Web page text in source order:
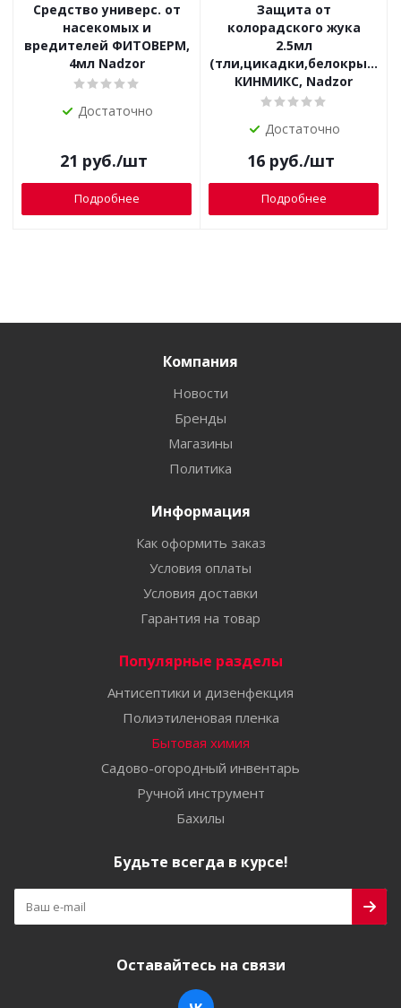
Средство универс. от
насекомых и
вредителей ФИТОВЕРМ,
4мл Nadzor
Достаточно
21 руб./шт
Подробнее
Защита от
колорадского жука
2.5мл
КИНМИКС, Nadzor
Достаточно
16руб./шт
Подробнее
Компания
Новости
Бренды
Магазины
Политика
Информация
Как оформить заказ
Условия оплаты
Условия доставки
Гарантия на товар
Популярные разделы
Антисептики и дизенфекция
Полиэтиленовая пленка
Бытовая химия
Садово-огородный инвентарь
Ручной инструмент
Бахилы
Будьте всегда в курсе!
Оставайтесь на связи